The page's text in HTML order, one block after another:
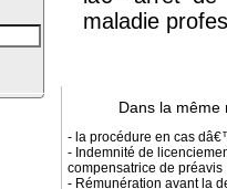
maladie
Dans la même
- la procédure en cas
- Indemnité de
compensatrice de préavis
- Rémunération avant la